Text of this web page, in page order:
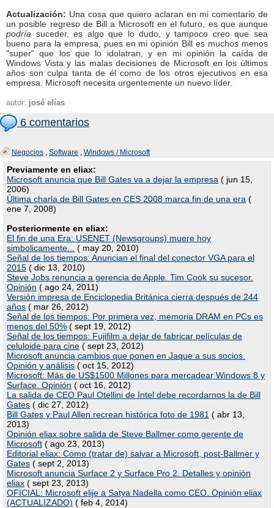
Actualización: Una cosa que quiero aclaran en mi comentario de
un posible regreso de Bill a Microsoft en el futuro, es que aunque
podría suceder, es algo que lo dudo, y tampoco creo que sea
bueno para la empresa, pues en mi opinión Bill es muchos menos
"super" que los que lo idolatran, y en mi opinión la caída de
Windows Vista y las malas decisiones de Microsoft en los últimos
años son culpa tanta de él como de los otros ejecutivos en esa
empresa. Microsoft necesita urgentemente un nuevo líder.
autor: josé elías
6 comentarios
Negocios , Software , Windows / Microsoft
Previamente en eliax:
Microsoft anuncia que Bill Gates va a dejar la empresa ( jun 15,
2006)
Última charla de Bill Gates en CES 2008 marca fin de una era (
ene 7, 2008)
Posteriormente en eliax:
El fin de una Era: USENET (Newsgroups) muere hoy
simbolicamente...
( may 20, 2010)
Señal de los tiempos: Anuncian el final del conector VGA para el
2015 ( dic 13, 2010)
Steve Jobs renuncia a gerencia de Apple. Tim Cook su sucesor.
Opinión ( ago 24, 2011)
Versión impresa de Enciclopedia Británica cierra después de 244
años ( mar 26, 2012)
Señal de los tiempos: Por primera vez, memoria DRAM en PCs es
menos del 50% ( sept 19, 2012)
Señal de los tiempos: Fujifilm a dejar de fabricar películas de
celuloide para cine ( sept 23, 2012)
Microsoft anuncia cambios que ponen en Jaque a sus socios.
Opinión y análisis ( oct 15, 2012)
Microsoft: Más de US$1500 Millones para mercadear Windows 8 y
Surface. Opinión ( oct 16, 2012)
La salida de CEO Paul Otellini de Intel debe recordarnos la de Bill
Gates ( dic 27, 2012)
Bill Gates y Paul Allen recrean histórica foto de 1981 ( abr 13,
2013)
Opinión eliax sobre salida de Steve Ballmer como gerente de
Microsoft ( ago 23, 2013)
Editorial eliax: Como (tratar de) salvar a Microsoft, post-Ballmer y
Gates ( sept 2, 2013)
Microsoft anuncia Surface 2 y Surface Pro 2. Detalles y opinión
eliax ( sept 23, 2013)
OFICIAL: Microsoft elije a Satya Nadella como CEO. Opinión eliax
(ACTUALIZADO) ( feb 4, 2014)